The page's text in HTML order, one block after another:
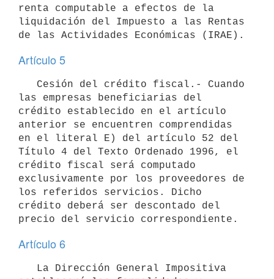
renta computable a efectos de la
liquidación del Impuesto a las Rentas
Artículo 5
las empresas beneficiarias del
crédito establecido en el artículo
anterior se encuentren comprendidas
en el literal E) del artículo 52 del
Título 4 del Texto Ordenado 1996, el
crédito fiscal será computado
exclusivamente por los proveedores de
los referidos servicios. Dicho
crédito deberá ser descontado del
Artículo 6